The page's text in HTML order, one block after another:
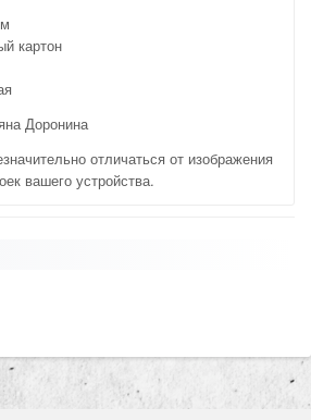
картон
Доронина
отличаться от изображения
вашего устройства.